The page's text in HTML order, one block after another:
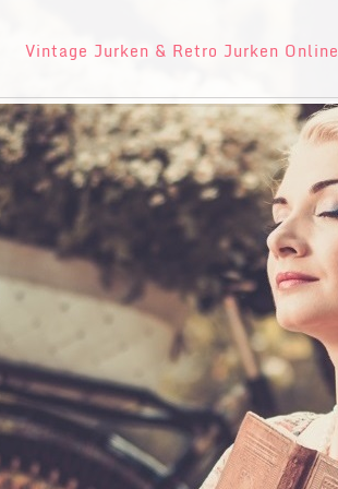
Vintage Jurken & Retro Jurken Online